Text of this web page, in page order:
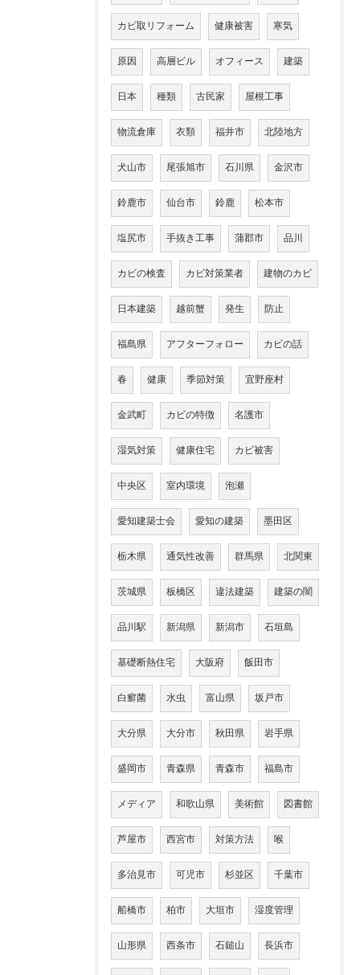
カビ取リフォーム 健康被害 寒気
原因 高層ビル オフィース 建築
日本 種類 古民家 屋根工事
物流倉庫 衣類 福井市 北陸地方
犬山市 尾張旭市 石川県 金沢市
鈴鹿市 仙台市 鈴鹿 松本市
塩尻市 手抜き工事 蒲郡市 品川
カビの検査 カビ対策業者 建物のカビ
日本建築 越前蟹 発生 防止
福島県 アフターフォロー カビの話
春 健康 季節対策 宜野座村
金武町 カビの特徴 名護市
湿気対策 健康住宅 カビ被害
中央区 室内環境 泡瀬
愛知建築士会 愛知の建築 墨田区
栃木県 通気性改善 群馬県 北関東
茨城県 板橋区 違法建築 建築の闇
品川駅 新潟県 新潟市 石垣島
基礎断熱住宅 大阪府 飯田市
白癬菌 水虫 富山県 坂戸市
大分県 大分市 秋田県 岩手県
盛岡市 青森県 青森市 福島市
メディア 和歌山県 美術館 図書館
芦屋市 西宮市 対策方法 喉
多治見市 可児市 杉並区 千葉市
船橋市 柏市 大垣市 湿度管理
山形県 西条市 石鎚山 長浜市